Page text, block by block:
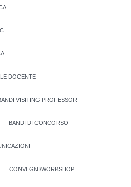
DOCENTE
VISITING PROFESSOR
BANDI DI CONCORSO
CONVEGNI/WORKSHOP